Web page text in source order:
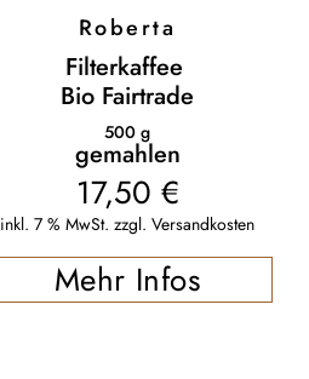
Roberta
Filterkaffee
Bio Fairtrade
500 g
gemahlen
17,50 €
inkl. 7 % MwSt. zzgl. Versandkosten
Mehr Infos